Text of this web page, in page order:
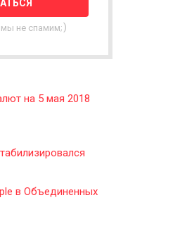
мы не спамим;)
на 5 мая 2018
в Объединенных